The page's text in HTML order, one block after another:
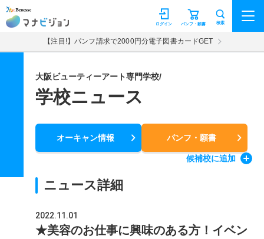
マナビジョン パンフ・願書
ログイン 検索
【注目!】パンフ請求で2000円分電子図書カードGET
大阪ビューティーアート専門学校/
学校ニュース
オーキャン情報 パンフ・願書
候補校に追加
ニュース詳細
2022.11.01
★美容のお仕事に興味のある方！イベン